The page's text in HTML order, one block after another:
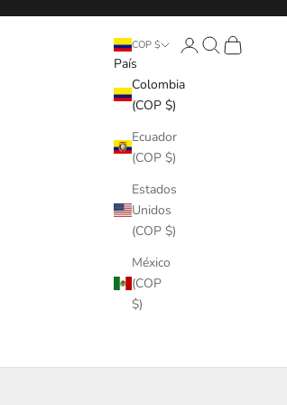
COP $
País
Colombia
(COP $)
Ecuador
(COP $)
Estados
Unidos
(COP $)
México
(COP
$)
Iniciar sesión
Buscar
Cesta